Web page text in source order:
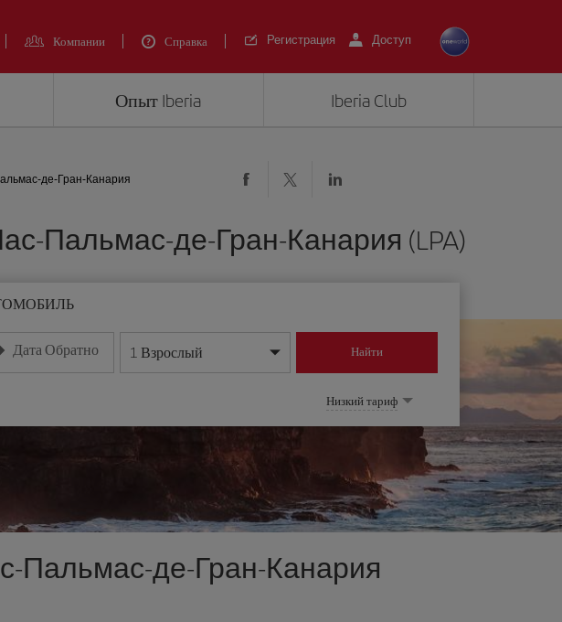
Компании Справка Регистрация Доступ
Опыт Iberia Iberia Club
де-Гран-Канария
Пальмас-де-Гран-Канария (LPA)
день/месяц/год
Дата Обратно
Введите дату в формате день/месяц/год
1 Взрослый Найти
Низкий тариф
Пальмас-де-Гран-Канария